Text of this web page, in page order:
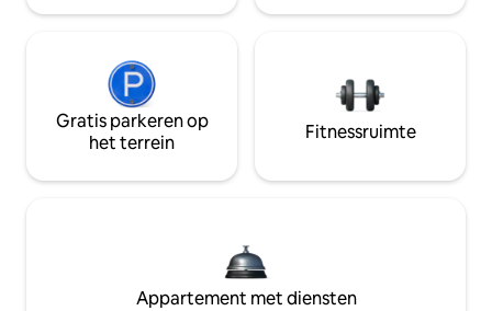
Gratis parkeren op
het terrein
Fitnessruimte
Appartement met diensten